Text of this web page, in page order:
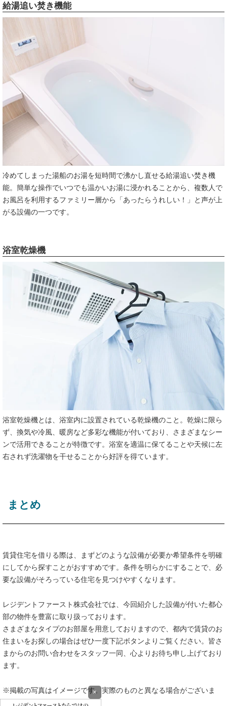
給湯追い焚き機能
冷めてしまった湯船のお湯を短時間で沸かし直せる給湯追い焚き機
能。簡単な操作でいつでも温かいお湯に浸かれることから、複数人で
お風呂を利用するファミリー層から「あったらうれしい！」と声が上
がる設備の一つです。
浴室乾燥機
浴室乾燥機とは、浴室内に設置されている乾燥機のこと。乾燥に限ら
ず、換気や冷風、暖房など多彩な機能が付いており、さまざまなシー
ンで活用できることが特徴です。浴室を適温に保てることや天候に左
右されず洗濯物を干せることから好評を得ています。
まとめ
賃貸住宅を借りる際は、まずどのような設備が必要か希望条件を明確
にしてから探すことがおすすめです。条件を明らかにすることで、必
要な設備がそろっている住宅を見つけやすくなります。
レジデントファースト株式会社では、今回紹介した設備が付いた都心
部の物件を豊富に取り扱っております。
さまざまなタイプのお部屋を用意しておりますので、都内で賃貸のお
住まいをお探しの場合はぜひ一度下記ボタンよりご覧ください。皆さ
まからのお問い合わせをスタッフ一同、心よりお待ち申し上げており
ます。
※掲載の写真はイメージです。実際のものと異なる場合がございま
す。
×